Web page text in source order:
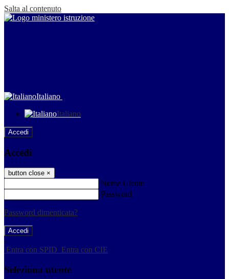
Salta al contenuto
Italiano
Italiano
Accedi
Accedi
button close ×
Nome Utente
Password
Password dimenticata?
-
Entra con SPID Entra con CIE
Seleziona utente